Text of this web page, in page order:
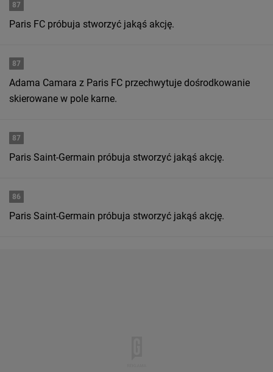
87
Paris FC próbuja stworzyć jakąś akcję.
87
Adama Camara z Paris FC przechwytuje dośrodkowanie
skierowane w pole karne.
87
Paris Saint-Germain próbuja stworzyć jakąś akcję.
86
Paris Saint-Germain próbuja stworzyć jakąś akcję.